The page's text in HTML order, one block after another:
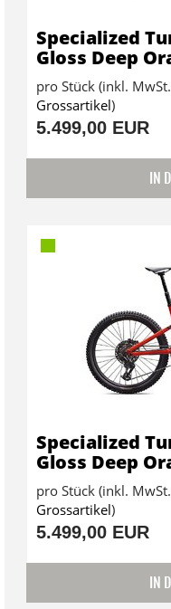
Specialized
Gloss Deep
pro Stück (inkl.
Grossartikel)
5.499,00 EUR
IN
Specialized
Gloss Deep
pro Stück (inkl.
Grossartikel)
5.499,00 EUR
IN